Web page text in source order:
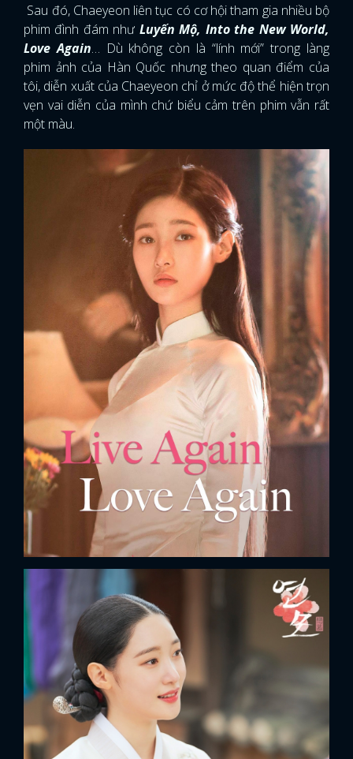
Sau đó, Chaeyeon liên tục có cơ hội tham gia nhiều bộ
phim đình đám như Luyến Mộ, Into the New World,
Love Again… Dù không còn là “lính mới” trong làng
phim ảnh của Hàn Quốc nhưng theo quan điểm của
tôi, diễn xuất của Chaeyeon chỉ ở mức độ thể hiện trọn
vẹn vai diễn của mình chứ biểu cảm trên phim vẫn rất
một màu.